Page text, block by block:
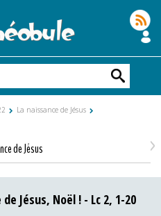
La naissance de Jésus
de Jésus >
Jésus, Noël ! - Lc 2, 1-20